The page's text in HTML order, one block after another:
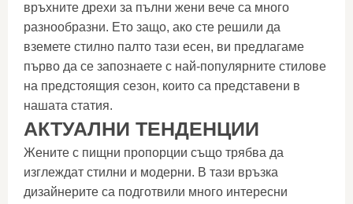
връхните дрехи за пълни жени вече са много
разнообразни. Ето защо, ако сте решили да
вземете стилно палто тази есен, ви предлагаме
първо да се запознаете с най-популярните стилове
на предстоящия сезон, които са представени в
нашата статия.
АКТУАЛНИ ТЕНДЕНЦИИ
Жените с пищни пропорции също трябва да
изглеждат стилни и модерни. В тази връзка
дизайнерите са подготвили много интересни